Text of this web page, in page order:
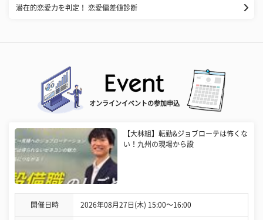
潜在的恋愛力を判定！ 恋愛偏差値診断
オンラインイベントの参加申込
【大林組】転勤&ジョブローテは怖くな
い！九州の現場から設
開催日時 2026年08月27日(木) 15:00〜16:00